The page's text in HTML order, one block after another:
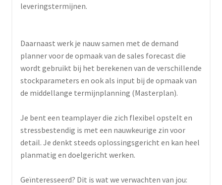
leveringstermijnen.
Daarnaast werk je nauw samen met de demand
planner voor de opmaak van de sales forecast die
wordt gebruikt bij het berekenen van de verschillende
stockparameters en ook als input bij de opmaak van
de middellange termijnplanning (Masterplan).
Je bent een teamplayer die zich flexibel opstelt en
stressbestendig is met een nauwkeurige zin voor
detail. Je denkt steeds oplossingsgericht en kan heel
planmatig en doelgericht werken.
Geïnteresseerd? Dit is wat we verwachten van jou: